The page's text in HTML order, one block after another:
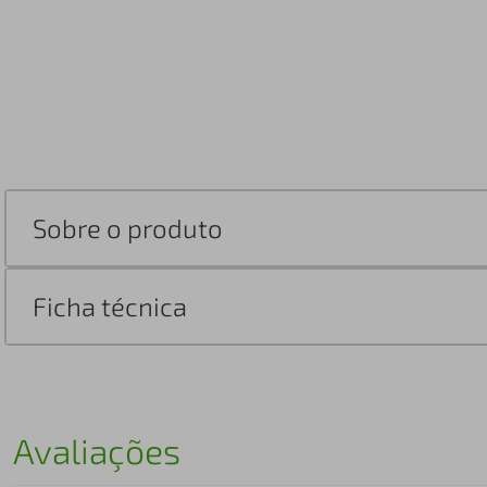
Sobre o produto
Ficha técnica
Avaliações